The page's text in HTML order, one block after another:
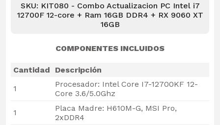
SKU: KIT080 - Combo Actualizacion PC Intel i7
12700F 12-core + Ram 16GB DDR4 + RX 9060 XT
16GB
COMPONENTES INCLUIDOS
Cantidad
Descripción
1
Procesador: Intel Core I7-12700KF 12-
Core 3.6/5.0Ghz
1
Placa Madre: H610M-G, MSI Pro,
2xDDR4